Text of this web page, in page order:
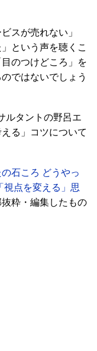
スが売れない」
という声を聴くこ
のつけどころ」を
ではないでしょう
ルタントの野呂エ
る」コツについて
の石ころ どうやっ
視点を変える」思
抜粋・編集したもの